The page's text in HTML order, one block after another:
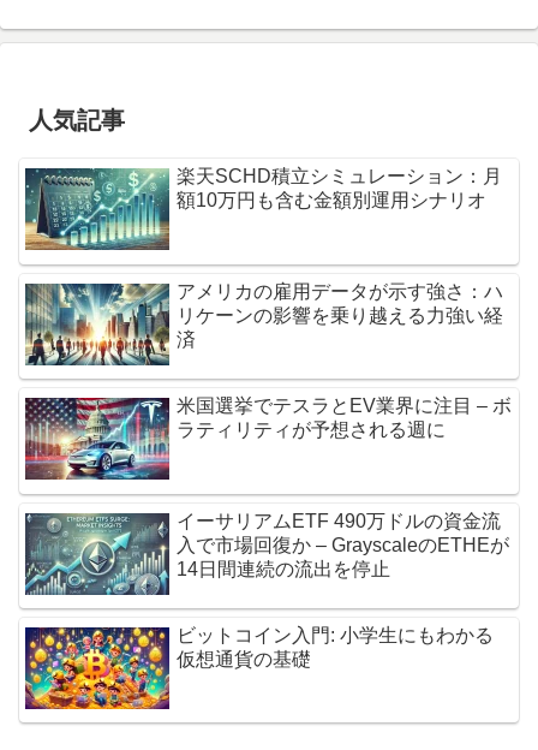
人気記事
楽天SCHD積立シミュレーション：月
額10万円も含む金額別運用シナリオ
アメリカの雇用データが示す強さ：ハ
リケーンの影響を乗り越える力強い経
済
米国選挙でテスラとEV業界に注目 – ボ
ラティリティが予想される週に
イーサリアムETF 490万ドルの資金流
入で市場回復か – GrayscaleのETHEが
14日間連続の流出を停止
ビットコイン入門: 小学生にもわかる
仮想通貨の基礎